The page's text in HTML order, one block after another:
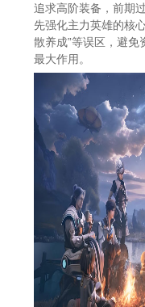
追求高阶装备，前期
先强化主力英雄的核
散养成”等误区，避
最大作用。